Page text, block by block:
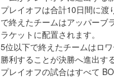
プレイオフは合計10日間に
で終えたチームはアッパーブ
ラケットに配置されます。
5位以下で終えたチームはロ
勝利することが決勝へ進出す
プレイオフの試合はすべて